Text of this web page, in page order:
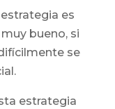
es
bueno, si
se
estrategia